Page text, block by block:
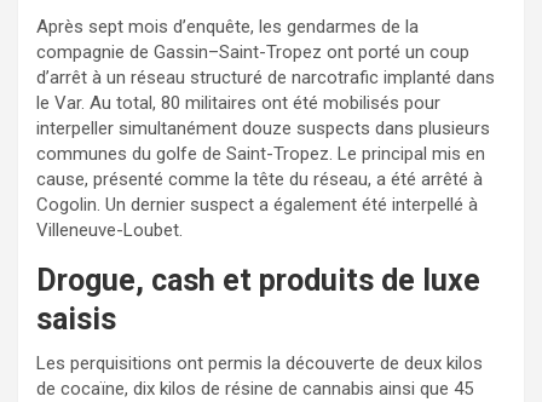
Après sept mois d’enquête, les gendarmes de la
compagnie de Gassin–Saint-Tropez ont porté un coup
d’arrêt à un réseau structuré de narcotrafic implanté dans
le Var. Au total, 80 militaires ont été mobilisés pour
interpeller simultanément douze suspects dans plusieurs
communes du golfe de Saint-Tropez. Le principal mis en
cause, présenté comme la tête du réseau, a été arrêté à
Cogolin. Un dernier suspect a également été interpellé à
Villeneuve-Loubet.
Drogue, cash et produits de luxe
saisis
Les perquisitions ont permis la découverte de deux kilos
de cocaïne, dix kilos de résine de cannabis ainsi que 45